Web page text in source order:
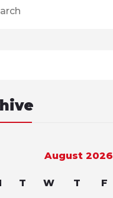
August 2026
T W T F